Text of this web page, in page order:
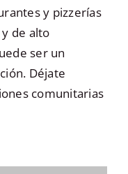
y pizzerías
de alto
ser un
Déjate
comunitarias